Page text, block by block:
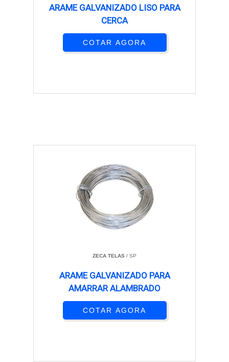
ARAME GALVANIZADO LISO PARA
CERCA
COTAR AGORA
ZECA TELAS / SP
ARAME GALVANIZADO PARA
AMARRAR ALAMBRADO
COTAR AGORA